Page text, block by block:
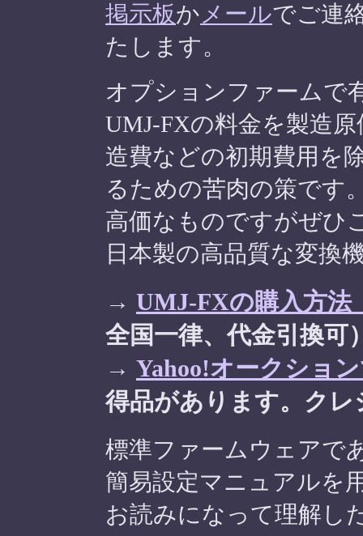
掲示板かメールでご連
たします。
オプションファームで
UMJ-FXの料金を製造
造費などの初期費用を
るための苦肉の策です
高価なものですがぜひ
日本製の高品質な変換
→ UMJ-FXの購入方法
全国一律、代金引換可
→ Yahoo!オークショ
得品があります。ク
標準ファームウェアで
簡易設定マニュアルを
お読みになって理解し